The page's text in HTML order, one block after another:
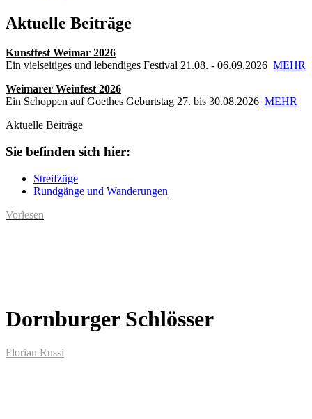
Aktuelle Beiträge
Kunstfest Weimar 2026
Ein vielseitiges und lebendiges Festival 21.08. - 06.09.2026 MEHR
Weimarer Weinfest 2026
Ein Schoppen auf Goethes Geburtstag 27. bis 30.08.2026 MEHR
Aktuelle Beiträge
Sie befinden sich hier:
Streifzüge
Rundgänge und Wanderungen
Vorlesen
Dornburger Schlösser
Florian Russi